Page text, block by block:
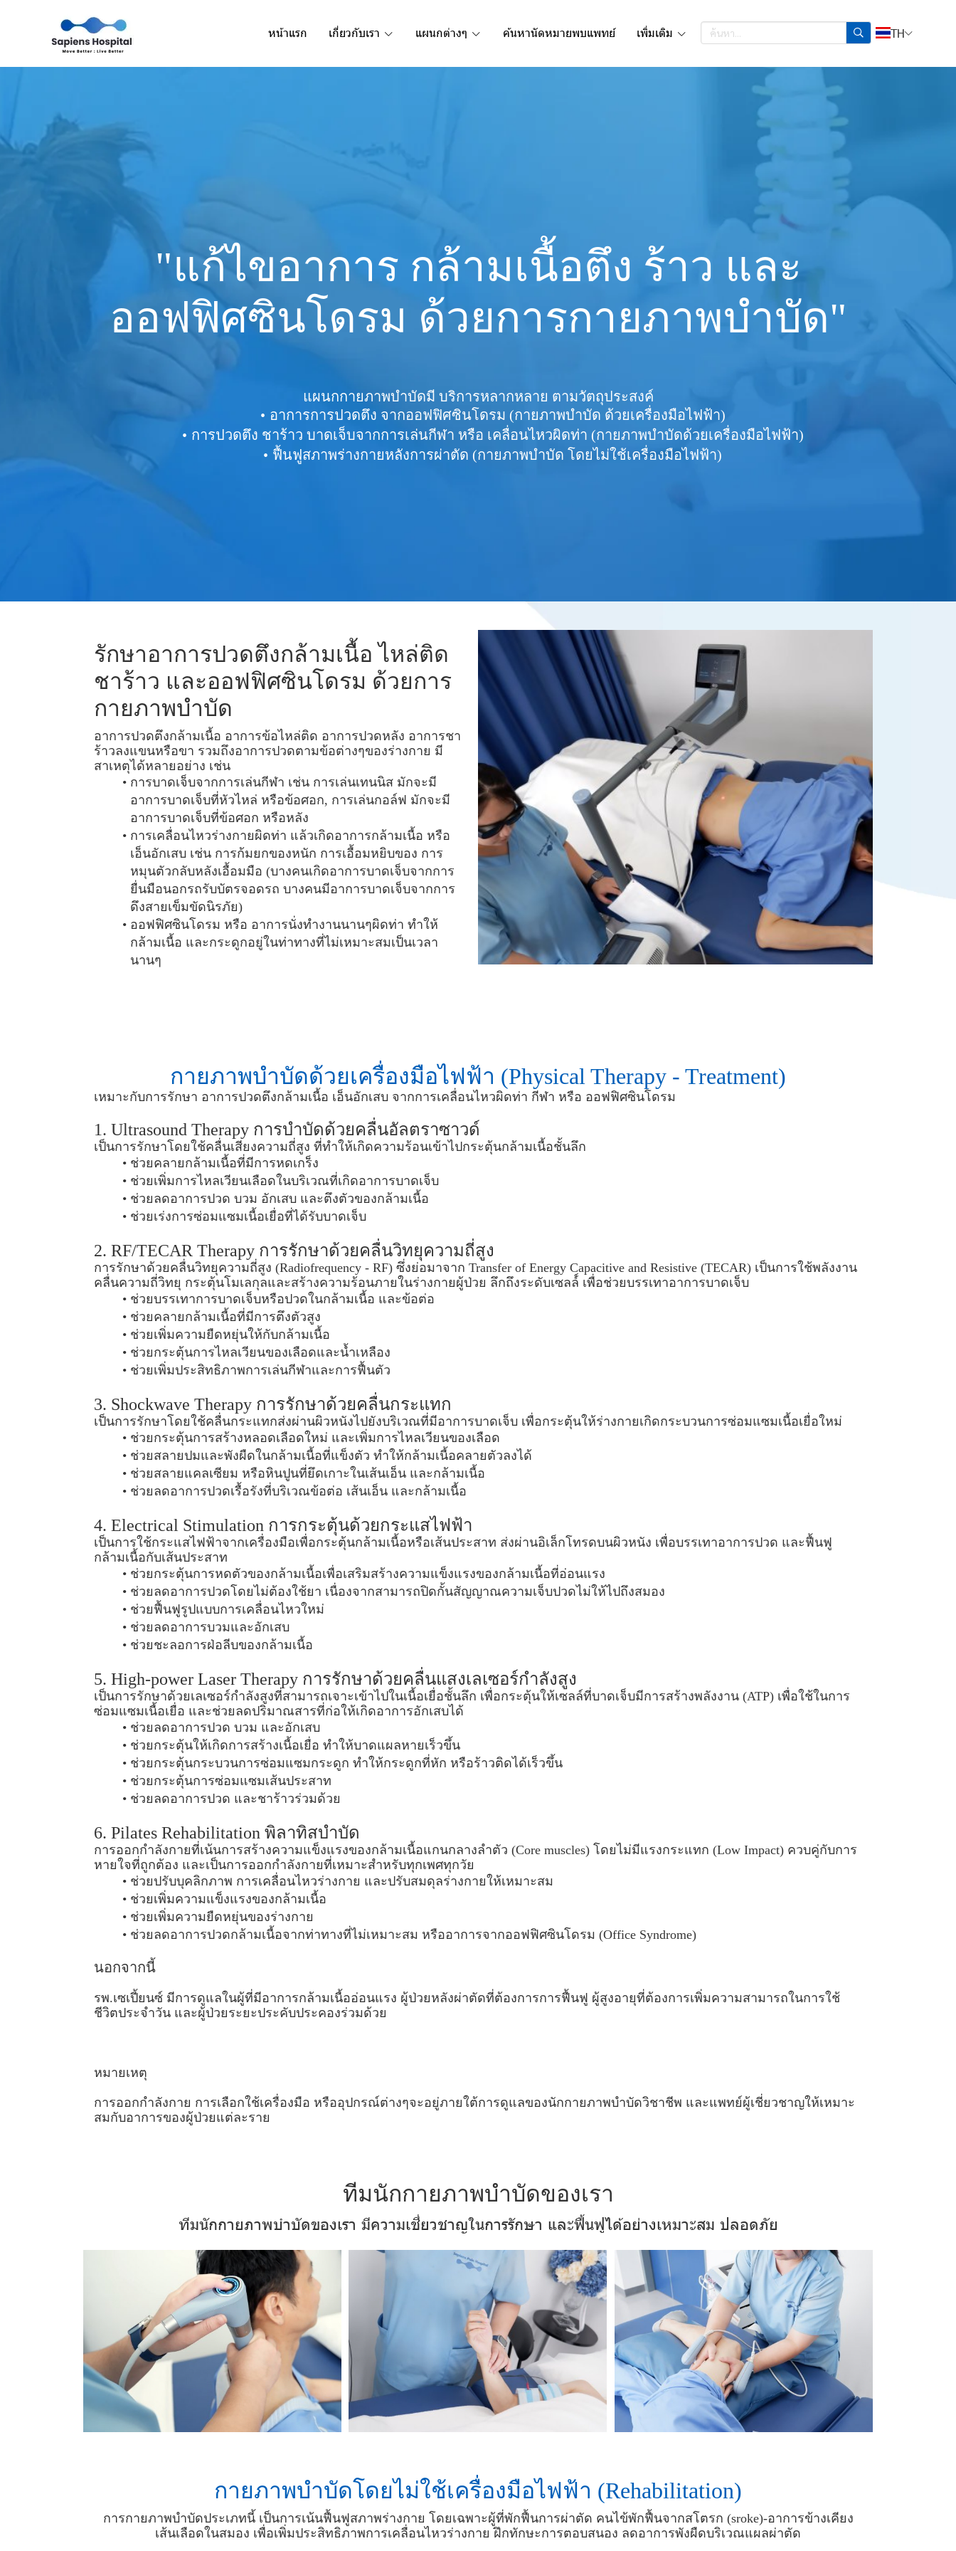
หน้าแรก เกี่ยวกับเรา แผนกต่างๆ ค้นหานัดหมายพบแพทย์ เพิ่มเติม TH
"แก้ไขอาการ กล้ามเนื้อตึง ร้าว และ
ออฟฟิศซินโดรม ด้วยการกายภาพบำบัด"
แผนกกายภาพบำบัดมี บริการหลากหลาย ตามวัตถุประสงค์
อาการการปวดตึง จากออฟฟิศซินโดรม (กายภาพบำบัด ด้วยเครื่องมือไฟฟ้า)
การปวดตึง ชาร้าว บาดเจ็บจากการเล่นกีฬา หรือ เคลื่อนไหวผิดท่า (กายภาพบำบัดด้วยเครื่องมือไฟฟ้า)
ฟื้นฟูสภาพร่างกายหลังการผ่าตัด (กายภาพบำบัด โดยไม่ใช้เครื่องมือไฟฟ้า)
รักษาอาการปวดตึงกล้ามเนื้อไหล่ติด
ชาร้าว และออฟฟิศซินโดรม ด้วยการ
กายภาพบำบัด
อาการปวดตึงกล้ามเนื้อ อาการข้อไหล่ติด อาการปวดหลัง อาการชา
ร้าวลงแขนหรือขา รวมถึงอาการปวดตามข้อต่างๆของร่างกาย มี
สาเหตุได้หลายอย่าง เช่น
การบาดเจ็บจากการเล่นกีฬา เช่น การเล่นเทนนิส มักจะมี
อาการบาดเจ็บที่หัวไหล่ หรือข้อศอก, การเล่นกอล์ฟ มักจะมี
อาการบาดเจ็บที่ข้อศอก หรือหลัง
การเคลื่อนไหวร่างกายผิดท่า แล้วเกิดอาการกล้ามเนื้อ หรือ
เอ็นอักเสบ เช่น การก้มยกของหนัก การเอื้อมหยิบของ การ
หมุนตัวกลับหลังเอื้อมมือ (บางคนเกิดอาการบาดเจ็บจากการ
ยื่นมือนอกรถรับบัตรจอดรถ บางคนมีอาการบาดเจ็บจากการ
ดึงสายเข็มขัดนิรภัย)
ออฟ ฟิ ศซินโดรม หรือ อาการนั่งทำงานนานๆผิดท่า ทำให้
กล้ามเนื้อ และกระดูกอยู่ในท่าทางที่ไม่เหมาะสมเป็นเวลา
นานๆ
กายภาพบำบัดด้วยเครื่องมือไฟฟ้า (Physical Therapy - Treatment)
เหมาะกับการรักษา อาการปวดตึงกล้ามเนื้อ เอ็นอักเสบ จากการเคลื่อนไหวผิดท่า กีฬา หรือ ออฟฟิศซินโดรม
1. Ultrasound Therapy การบำบัดด้วยคลื่นอัลตราซาวด์
เป็นการรักษาโดยใช้คลื่นเสียงความถี่สูง ที่ทำให้เกิดความร้อนเข้าไปกระตุ้นกล้ามเนื้อชั้นลึก
ช่วยคลายกล้ามเนื้อที่มีการหดเกร็ง
ช่วยเพิ่มการไหลเวียนเลือดในบริเวณที่เกิดอาการบาดเจ็บ
ช่วยลดอาการปวด บวม อักเสบ และตึงตัวของกล้ามเนื้อ
ช่วยเร่งการซ่อมแซมเนื้อเยื่อที่ได้รับบาดเจ็บ
2. RF/TECAR Therapy การรักษาด้วยคลื่นวิทยุความถี่สูง
การรักษาด้วยคลื่นวิทยุความถี่สูง (Radiofrequency - RF) ซึ่งย่อมาจาก Transfer of Energy Capacitive and Resistive (TECAR) เป็นการใช้พลังงาน
คลื่นความถี่วิทยุ กระตุ้นโมเลกุลและสร้างความร้อนภายในร่างกายผู้ป่วย ลึกถึงระดับเซลล์์ เพื่อช่วยบรรเทาอาการบาดเจ็บ
ช่วยบรรเทาการบาดเจ็บหรือปวดในกล้ามเนื้อ และข้อต่อ
ช่วยคลายกล้ามเนื้อที่มีการตึงตัวสูง
ช่วยเพิ่มความยืดหยุ่นให้กับกล้ามเนื้อ
ช่วยกระตุ้นการไหลเวียนของเลือดและน้ำเหลือง
ช่วยเพิ่มประสิทธิภาพการเล่นกีฬาและการฟื้นตัว
3. Shockwave Therapy การรักษาด้วยคลื่นกระแทก
เป็นการรักษาโดยใช้คลื่นกระแทกส่งผ่านผิวหนังไปยังบริเวณที่มีอาการบาดเจ็บ เพื่อกระตุ้นให้ร่างกายเกิดกระบวนการซ่อมแซมเนื้อเยื่อใหม่
ช่วยกระตุ้นการสร้างหลอดเลือดใหม่ และเพิ่มการไหลเวียนของเลือด
ช่วยสลายปมและพังผืดในกล้ามเนื้อที่แข็งตัว ทำให้กล้ามเนื้อคลายตัวลงได้
ช่วยสลายแคลเซียม หรือหินปูนที่ยึดเกาะในเส้นเอ็น และกล้ามเนื้อ
ช่วยลดอาการปวดเรื้อรังที่บริเวณข้อต่อ เส้นเอ็น และกล้ามเนื้อ
4. Electrical Stimulation การกระตุ้นด้วยกระแสไฟฟ้า
เป็นการใช้กระแสไฟฟ้าจากเครื่องมือเพื่อกระตุ้นกล้ามเนื้อหรือเส้นประสาท ส่งผ่านอิเล็กโทรดบนผิวหนัง เพื่อบรรเทาอาการปวด และฟื้นฟู
กล้ามเนื้อกับเส้นประสาท
ช่วยกระตุ้นการหดตัวของกล้ามเนื้อเพื่อเสริมสร้างความแข็งแรงของกล้ามเนื้อที่อ่อนแรง
ช่วยลดอาการปวดโดยไม่ต้องใช้ยา เนื่องจากสามารถปิดกั้นสัญญาณความเจ็บปวดไม่ให้ไปถึงสมอง
ช่วยฟื้นฟูรูปแบบการเคลื่อนไหวใหม่
ช่วยลดอาการบวมและอักเสบ
ช่วยชะลอการฝ่อลีบของกล้ามเนื้อ
5. High-power Laser Therapy การรักษาด้วยคลื่นแสงเลเซอร์กำลังสูง
เป็นการรักษาด้วยเลเซอร์กำลังสูงที่สามารถเจาะเข้าไปในเนื้อเยื่อชั้นลึก เพื่อกระตุ้นให้เซลล์ที่บาดเจ็บมีการสร้างพลังงาน (ATP) เพื่อใช้ในการ
ซ่อมแซมเนื้อเยื่อ และช่วยลดปริมาณสารที่ก่อให้เกิดอาการอักเสบได้
ช่วยลดอาการปวด บวม และอักเสบ
ช่วยกระตุ้นให้เกิดการสร้างเนื้อเยื่อ ทำให้บาดแผลหายเร็วขึ้น
ช่วยกระตุ้นกระบวนการซ่อมแซมกระดูก ทำให้กระดูกที่หัก หรือร้าวติดได้เร็วขึ้น
ช่วยกระตุ้นการซ่อมแซมเส้นประสาท
ช่วยลดอาการปวด และชาร้าวร่วมด้วย
6. Pilates Rehabilitation พิลาทิสบำบัด
การออกกำลังกายที่เน้นการสร้างความแข็งแรงของกล้ามเนื้อแกนกลางลำตัว (Core muscles) โดยไม่มีแรงกระแทก (Low Impact) ควบคู่กับการ
หายใจที่ถูกต้อง และเป็นการออกกำลังกายที่เหมาะสำหรับทุกเพศทุกวัย
ช่วยปรับบุคลิกภาพ การเคลื่อนไหวร่างกาย และปรับสมดุลร่างกายให้เหมาะสม
ช่วยเพิ่มความแข็งแรงของกล้ามเนื้อ
ช่วยเพิ่มความยืดหยุ่นของร่างกาย
ช่วยลดอาการปวดกล้ามเนื้อจากท่าทางที่ไม่เหมาะสม หรืออาการจากออฟฟิศซินโดรม (Office Syndrome)
นอกจากนี้
รพ.เซเปี้ยนซ์ มีการดูแลในผู้ที่มีอาการกล้ามเนื้ออ่อนแรง ผู้ป่วยหลังผ่าตัดที่ต้องการการฟื้นฟู ผู้สูงอายุที่ต้องการเพิ่มความสามารถในการใช้
ชีวิตประจำวัน และผู้ป่วยระยะประคับประคองร่วมด้วย
หมายเหตุ
การออกกำลังกาย การเลือกใช้เครื่องมือ หรืออุปกรณ์ต่างๆจะอยู่ภายใต้การดูแลของนักกายภาพบำบัดวิชาชีพ และแพทย์ผู้เชี่ยวชาญให้เหมาะ
สมกับอาการของผู้ป่วยแต่ละราย
ทีมนักกายภาพบำบัดของเรา
ทีมนักกายภาพบำบัดของเรา มีความเชี่ยวชาญในการรักษา และฟื้นฟูได้อย่างเหมาะสม ปลอดภัย
กายภาพบำบัด​โดยไม่ใช้เครื่องมือไฟฟ้า (Rehabilitation)
การกายภาพบำบัดประเภทนี้ เป็นการเน้นฟื้นฟูสภาพร่างกาย โดยเฉพาะผู้ที่พักฟื้นการผ่าตัด คนไข้พักฟื้นจากสโตรก (sroke)-อาการข้างเคียง
เส้นเลือดในสมอง เพื่อเพิ่มประสิทธิภาพการเคลื่อนไหวร่างกาย ฝึกทักษะการตอบสนอง ลดอาการพังผืดบริเวณแผลผ่าตัด